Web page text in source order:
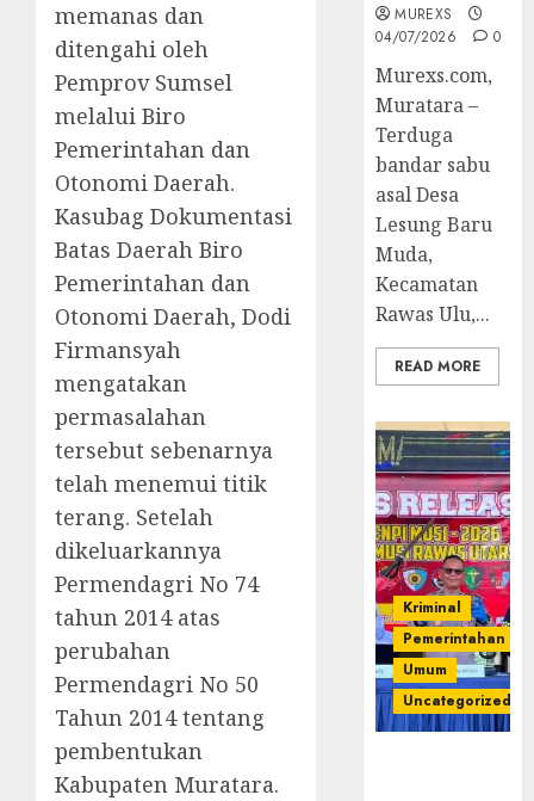
memanas dan
ditengahi oleh
Pemprov Sumsel
melalui Biro
Pemerintahan dan
Otonomi Daerah.
Kasubag Dokumentasi
Batas Daerah Biro
Pemerintahan dan
Otonomi Daerah, Dodi
Firmansyah
mengatakan
permasalahan
tersebut sebenarnya
telah menemui titik
terang. Setelah
dikeluarkannya
Permendagri No 74
tahun 2014 atas
perubahan
Permendagri No 50
Tahun 2014 tentang
pembentukan
Kabupaten Muratara.
MUREXS
04/07/2026
0
Murexs.com,
Muratara –
Terduga
bandar sabu
asal Desa
Lesung Baru
Muda,
Kecamatan
Rawas Ulu,...
READ MORE
Kriminal
Pemerintahan
Umum
Uncategorized